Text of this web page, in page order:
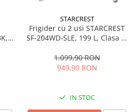
STARCREST
Frigider cu 2 usi STARCREST
SF-204WD-SLE, 199 L, Clasa E,
Termostat Ajustabil, Usi
reversibile, H 143 cm, Argintiu
1.099,90 RON
949,90 RON
IN STOC